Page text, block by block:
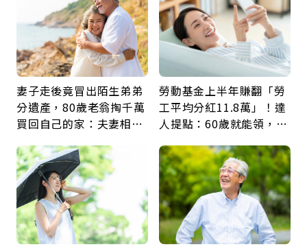
妻子走後竟冒出陌生弟弟
分遺產，80歲老翁掏千萬
買回自己的家：夫妻相守
勞動基金上半年賺翻「勞
工平均分紅11.8萬」！達
人提點：60歲就能領，重